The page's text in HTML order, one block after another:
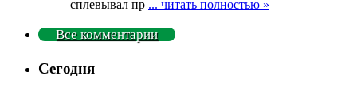
сплевывал пр ... читать полностью »
Все комментарии
Сегодня